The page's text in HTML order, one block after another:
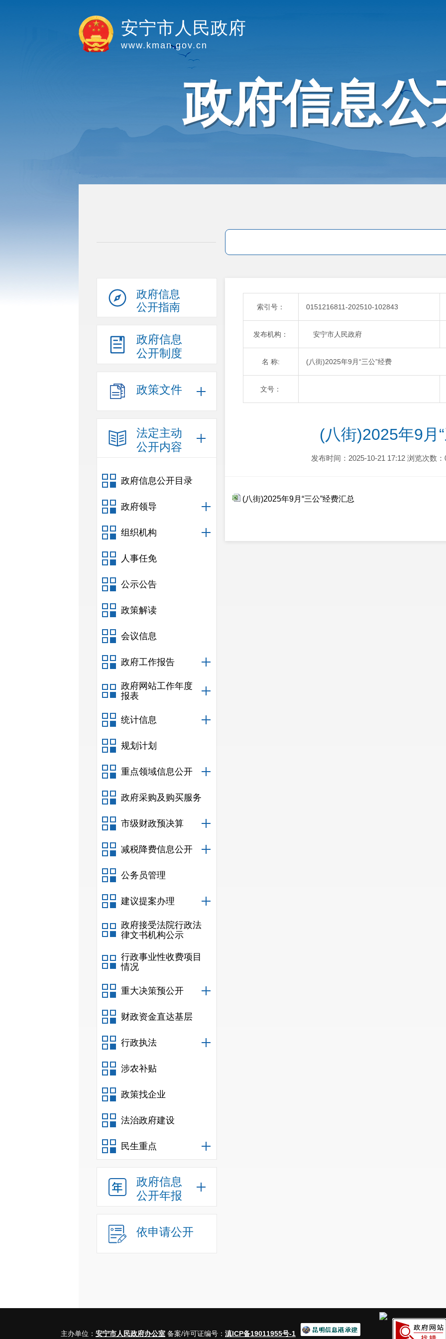
安宁市人民政府
www.kman.gov.cn
政府信息公
政府信息
公开指南
政府信息
公开制度
政策文件
法定主动
公开内容
政府信息公开目录
政府领导
组织机构
人事任免
公示公告
政策解读
会议信息
政府工作报告
政府网站工作年度
报表
统计信息
规划计划
重点领域信息公开
政府采购及购买服务
市级财政预决算
减税降费信息公开
公务员管理
建议提案办理
政府接受法院行政法
律文书机构公示
行政事业性收费项目
情况
重大决策预公开
财政资金直达基层
行政执法
涉农补贴
政策找企业
法治政府建设
民生重点
政府信息
公开年报
依申请公开
索引号： 0151216811-202510-102843
发布机构： 安宁市人民政府
名 称: (八街)2025年9月“三公”经费
文号：
(八街)2025年9月
发布时间：2025-10-21 17:12 浏览次数：
(八街)2025年9月“三公”经费汇总
主办单位： 安宁市人民政府办公室 备案/许可证编号： 滇ICP备19011955号-1